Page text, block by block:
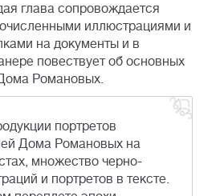
глава сопровождается
иллюстрациями и
на документы и в
повествует об основных
Романовых.
портретов
Дома Романовых на
множество черно-
и портретов в тексте.